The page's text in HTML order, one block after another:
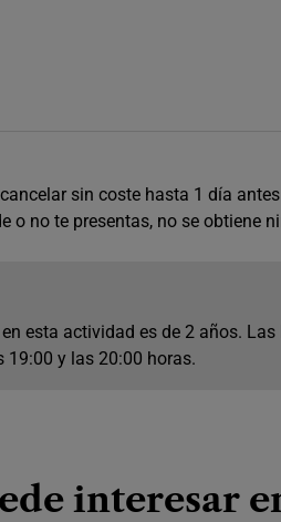
sin coste hasta 1 día
o no te presentas, no se obtiene
esta actividad es de 2 años.
19:00 y las 20:00 horas.
interesar